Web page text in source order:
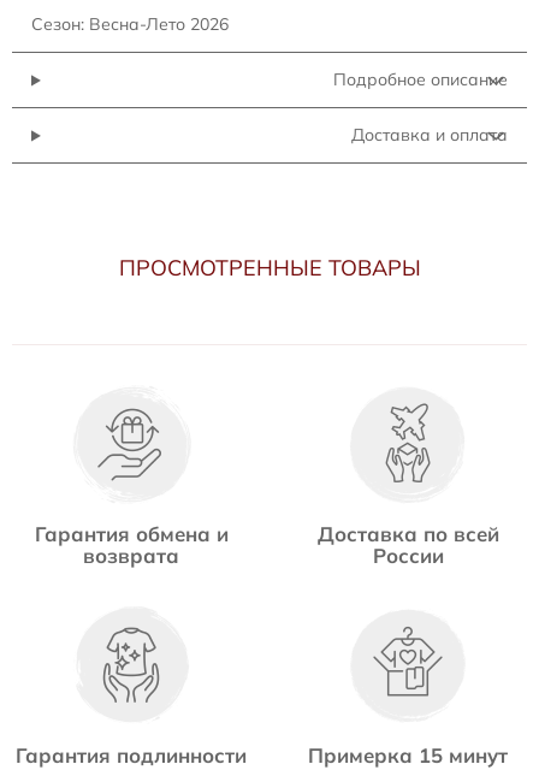
Сезон: Весна-Лето 2026
Подробное описание
Доставка и оплата
ПРОСМОТРЕННЫЕ ТОВАРЫ
Гарантия обмена и
возврата
Доставка по всей
России
Гарантия подлинности
Примерка 15 минут